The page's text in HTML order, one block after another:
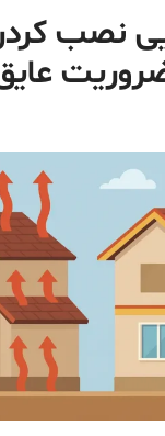
نصب